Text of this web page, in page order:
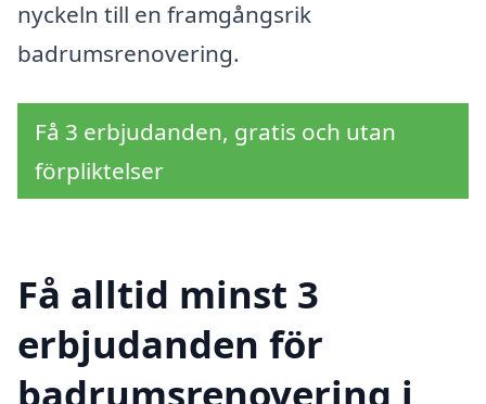
nyckeln till en framgångsrik
badrumsrenovering.
Få 3 erbjudanden, gratis och utan
förpliktelser
Få alltid minst 3
erbjudanden för
badrumsrenovering i